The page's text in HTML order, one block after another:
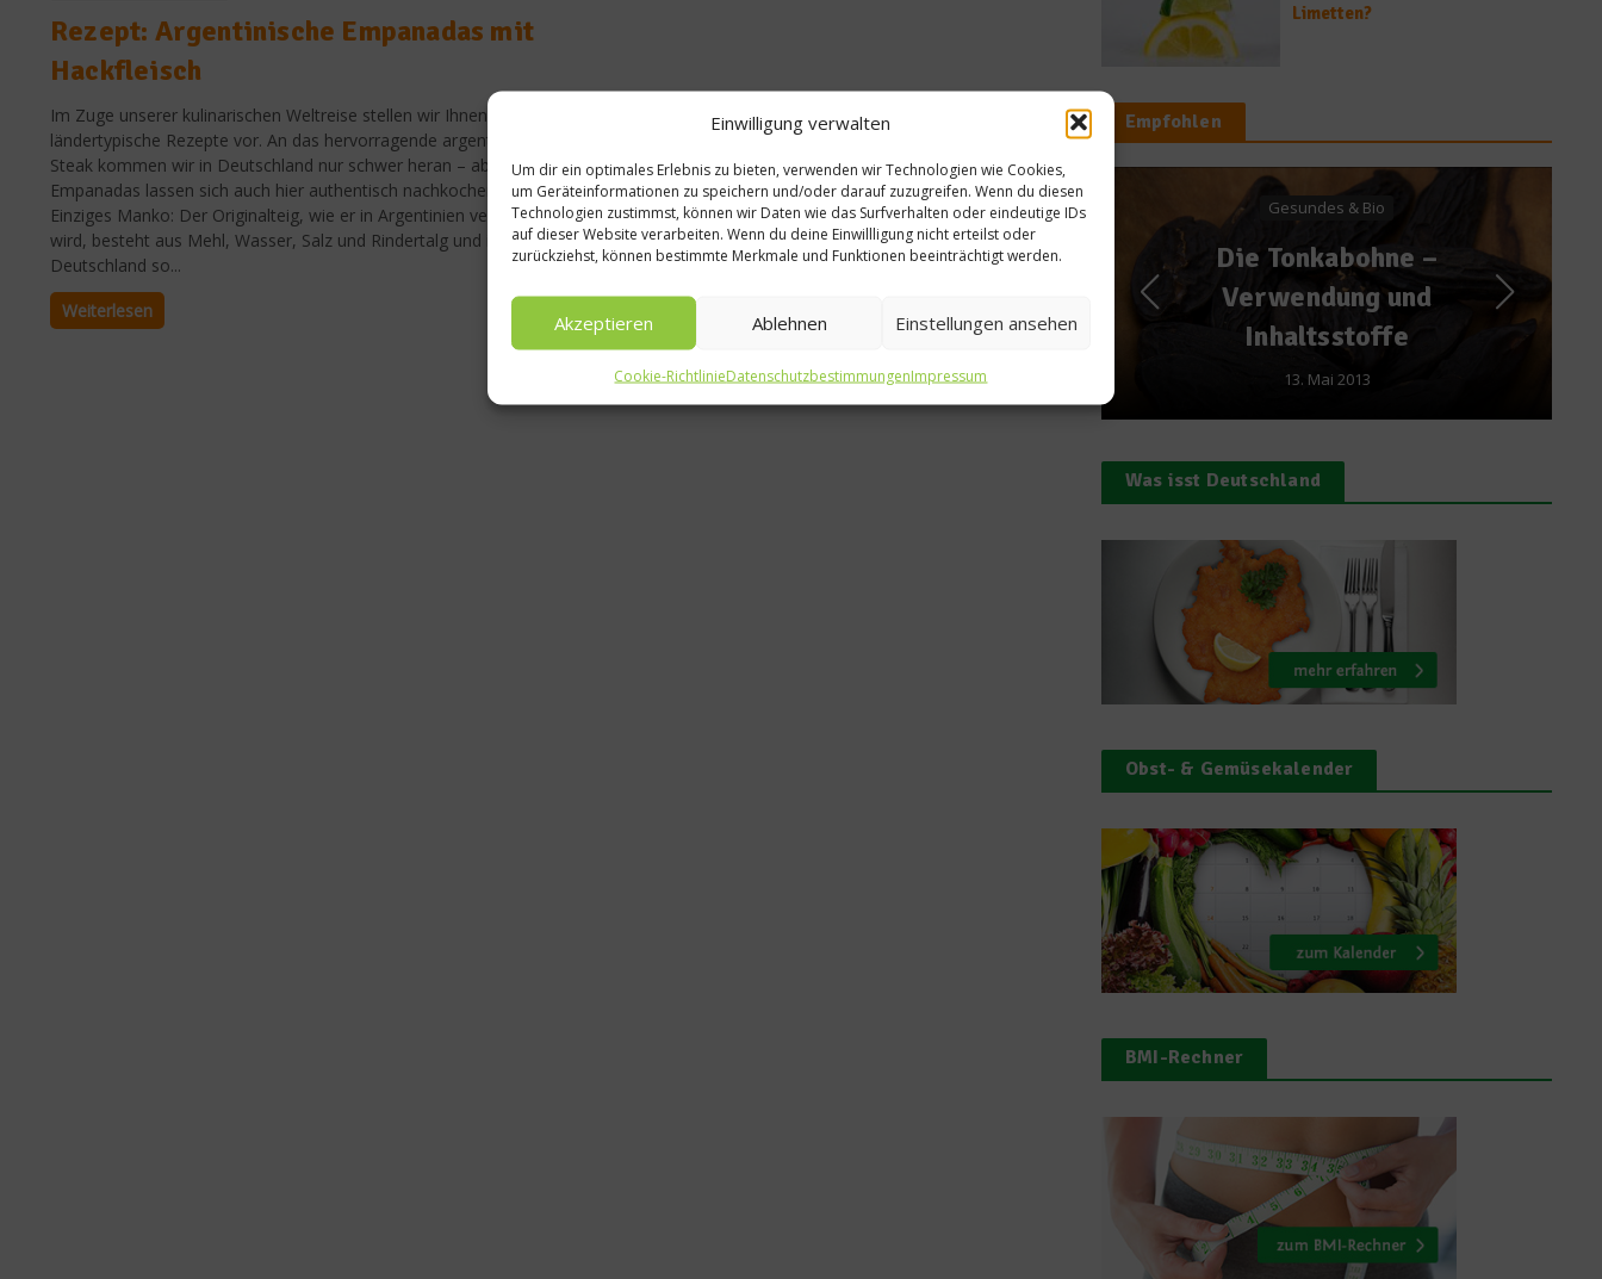
Einwilligung verwalten
Um dir ein optimales Erlebnis zu bieten, verwenden wir Technologien wie Cookies,
um Geräteinformationen zu speichern und/oder darauf zuzugreifen. Wenn du diesen
Technologien zustimmst, können wir Daten wie das Surfverhalten oder eindeutige IDs
auf dieser Website verarbeiten. Wenn du deine Einwillligung nicht erteilst oder
zurückziehst, können bestimmte Merkmale und Funktionen beeinträchtigt werden.
Akzeptieren Ablehnen Einstellungen ansehen
Cookie-RichtlinieDatenschutzbestimmungenImpressum
Rezept: Argentinische Empanadas mit
Hackfleisch
Im Zuge unserer kulinarischen Weltreise stellen wir Ihnen
ländertypische Rezepte vor. An das hervorragende argentinische
Steak kommen wir in Deutschland nur schwer heran – aber die
Empanadas lassen sich auch hier authentisch nachkochen.
Einziges Manko: Der Originalteig, wie er in Argentinien verwendet
wird, besteht aus Mehl, Wasser, Salz und Rindertalg und ist in
Deutschland so...
Weiterlesen
Limetten?
Empfohlen
Gesundes & Bio
Die Tonkabohne –
Inhaltsstoffe
13. Mai 2013
Ratgeber Gesundheit
So unterscheidet man
gesunden Fruchtsaft
von reinem
Zuckerwasser
Was isst Deutschland
Obst- & Gemüsekalender
BMI-Rechner